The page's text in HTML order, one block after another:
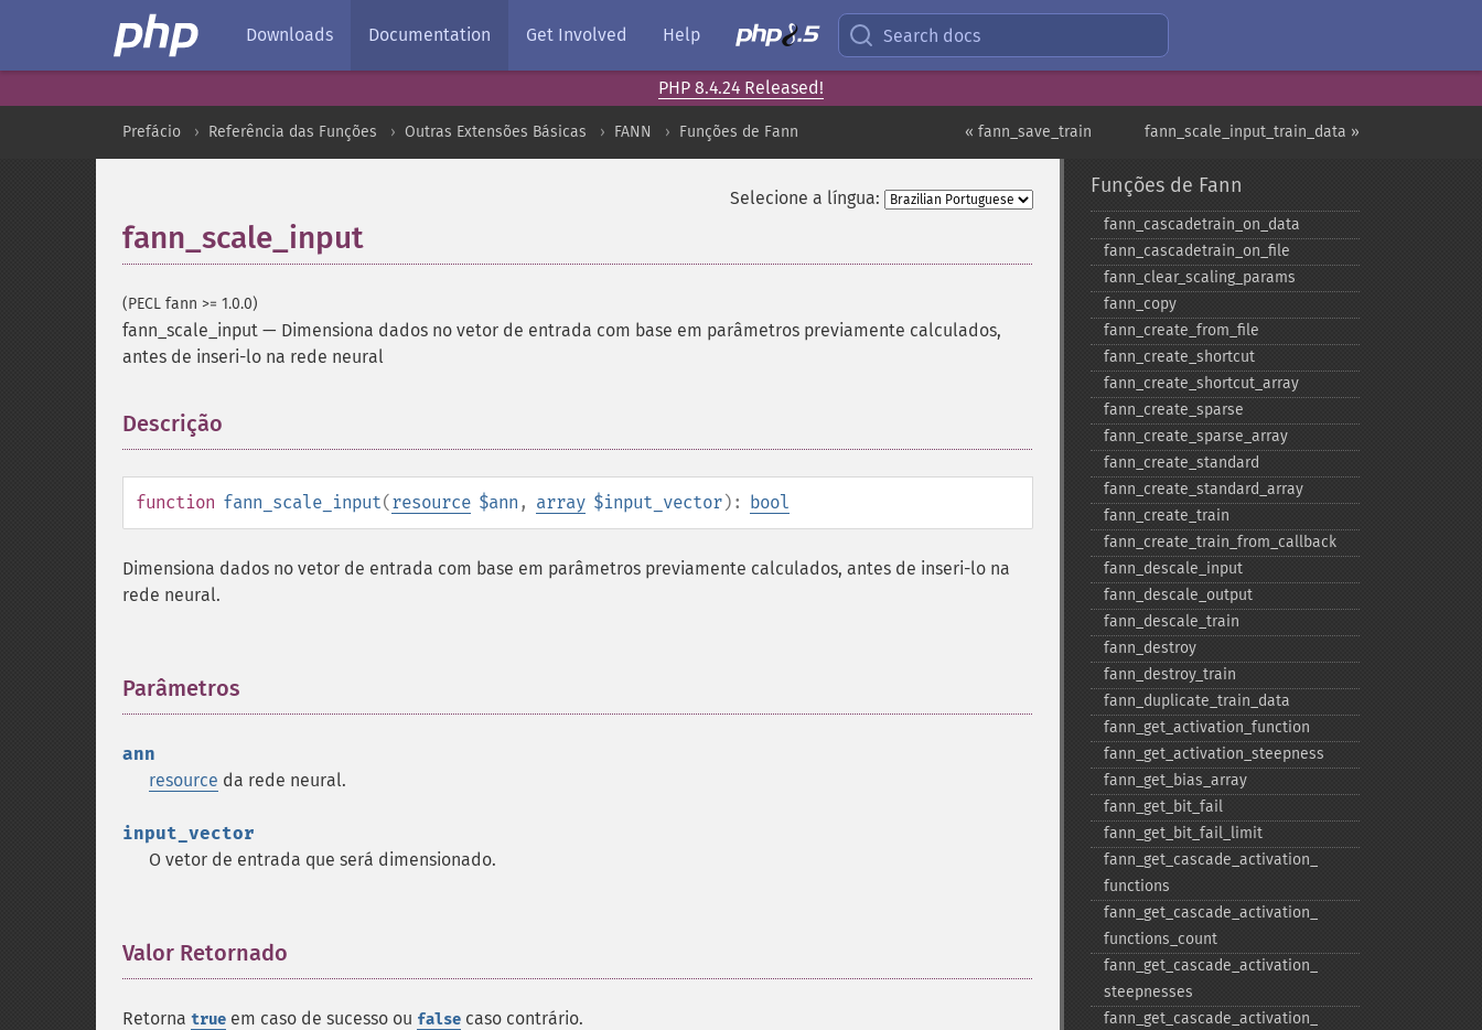
Downloads Documentation Get Involved Help Search docs
PHP 8.4.24 Released!
fann_scale_input_train_data »
« fann_save_train
Prefácio Referência das Funções Outras Extensões Básicas FANN Funções de Fann
Selecione a língua:
fann_scale_input
(PECL fann >= 1.0.0)
fann_scale_input — Dimensiona dados no vetor de entrada com base em parâmetros previamente calculados,
antes de inseri-lo na rede neural
Descrição
function fann_scale_input(resource $ann , array $input_vector): bool
Dimensiona dados no vetor de entrada com base em parâmetros previamente calculados, antes de inseri-lo na
rede neural.
Parâmetros
ann
resource da rede neural.
input_vector
O vetor de entrada que será dimensionado.
Valor Retornado
Retorna true em caso de sucesso ou false caso contrário.
Funções de Fann
fann_​cascadetrain_​on_​data
fann_​cascadetrain_​on_​file
fann_​clear_​scaling_​params
fann_​copy
fann_​create_​from_​file
fann_​create_​shortcut
fann_​create_​shortcut_​array
fann_​create_​sparse
fann_​create_​sparse_​array
fann_​create_​standard
fann_​create_​standard_​array
fann_​create_​train
fann_​create_​train_​from_​callback
fann_​descale_​input
fann_​descale_​output
fann_​descale_​train
fann_​destroy
fann_​destroy_​train
fann_​duplicate_​train_​data
fann_​get_​activation_​function
fann_​get_​activation_​steepness
fann_​get_​bias_​array
fann_​get_​bit_​fail
fann_​get_​bit_​fail_​limit
fann_​get_​cascade_​activation_​
functions
fann_​get_​cascade_​activation_​
functions_​count
fann_​get_​cascade_​activation_​
steepnesses
fann_​get_​cascade_​activation_​